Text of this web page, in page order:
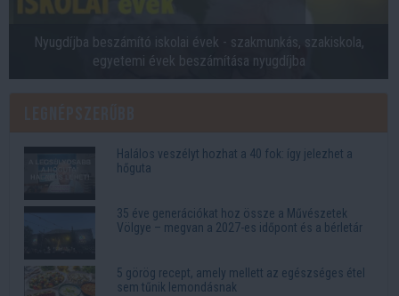
Nyugdíjba beszámító iskolai évek - szakmunkás, szakiskola,
egyetemi évek beszámítása nyugdíjba
Halálos veszélyt hozhat a 40 fok: így jelezhet a
hőguta
35 éve generációkat hoz össze a Művészetek
Völgye – megvan a 2027-es időpont és a bérletár
5 görög recept, amely mellett az egészséges étel
sem tűnik lemondásnak